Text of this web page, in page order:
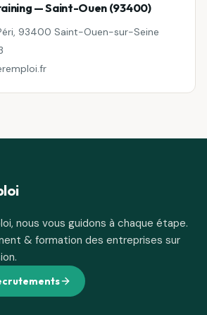
— Saint-Ouen (93400)
93400 Saint-Ouen-sur-Seine
nous vous guidons à chaque étape.
& formation des entreprises sur